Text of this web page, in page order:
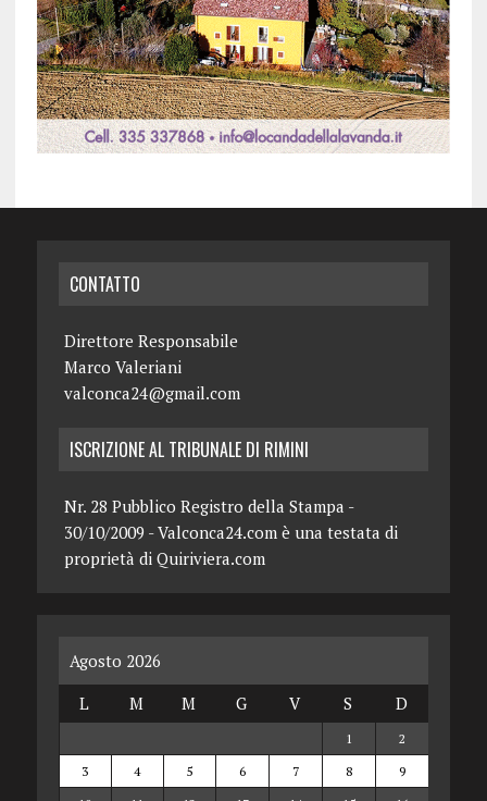
CONTATTO
Direttore Responsabile
Marco Valeriani
valconca24@gmail.com
ISCRIZIONE AL TRIBUNALE DI RIMINI
Nr. 28 Pubblico Registro della Stampa -
30/10/2009 - Valconca24.com è una testata di
proprietà di Quiriviera.com
Agosto 2026
L
M M G V S D
1
2
3
4 5 6 7 8
9